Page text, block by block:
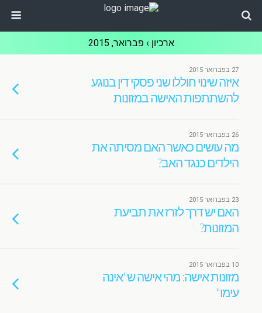
ארכיון › פברואר, 2015
27 בפברואר 2015
איזה שינוי חוללו שני פסקי דין בנוגע
להשתתפות האישה במזונות
26 בפברואר 2015
מה עושים כאשר האם מסיתה את
הילדים כנגד האב?
23 בפברואר 2015
האם יש דרך לזרז את תביעת
המזונות?
10 בפברואר 2015
מזונות אישה: מהי אישה ש"אינה
עימו"